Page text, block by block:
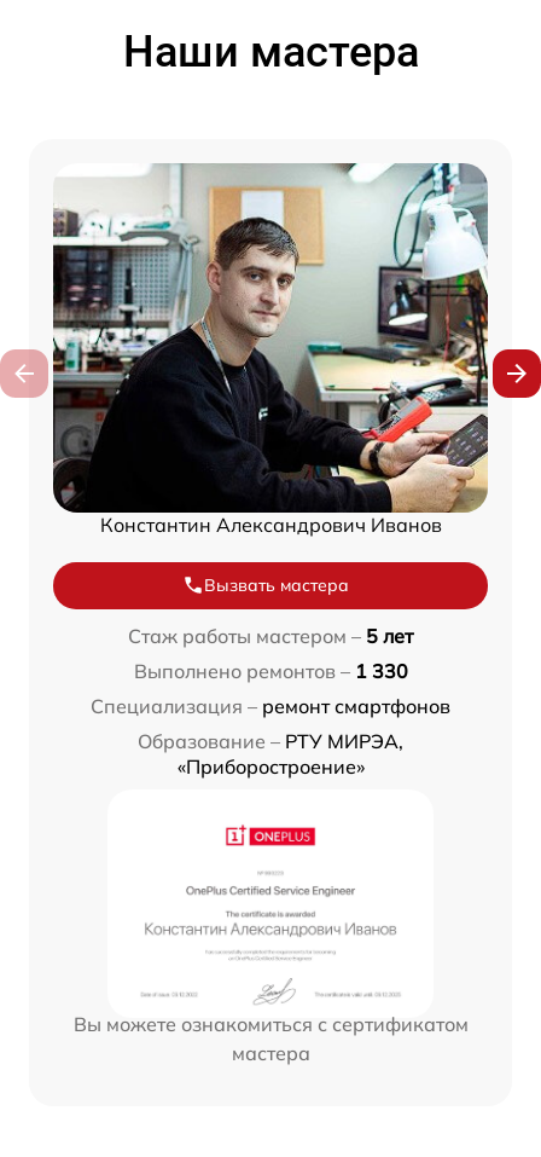
Наши мастера
Константин Александрович Иванов
Вызвать мастера
Стаж работы мастером – 5 лет
Выполнено ремонтов – 1 330
Специализация – ремонт смартфонов
Образование – РТУ МИРЭА,
«Приборостроение»
Вы можете ознакомиться с сертификатом
мастера